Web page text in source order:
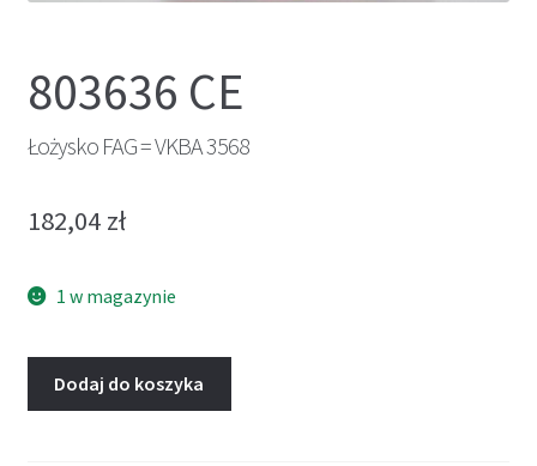
803636 CE
Łożysko FAG = VKBA 3568
182,04 zł
1 w magazynie
Dodaj do koszyka